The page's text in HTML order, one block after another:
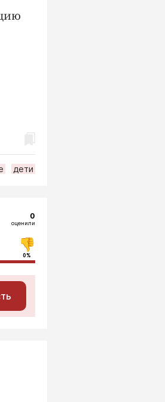
дети
0
оценили
0%